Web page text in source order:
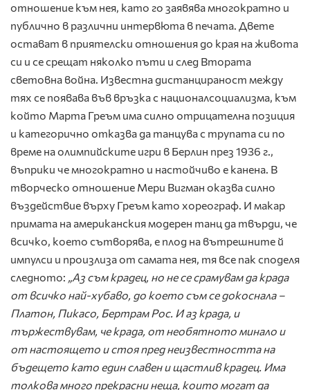
отношение към нея, като го заявява многократно и
публично в различни интервюта в печата. Двете
остават в приятелски отношения до края на живота
си и се срещат няколко пъти и след Втората
световна война. Известна дистанцираност между
тях се появава във връзка с националсоциализма, към
който Марта Греъм има силно отрицателна позиция
и категорично отказва да танцува с трупата си по
време на олимпийските игри в Берлин през 1936 г.,
въприки че многократно и настойчиво е канена. В
творческо отношение Мери Вигман оказва силно
въздействие върху Греъм като хореограф. И макар
примата на американския модерен танц да твърди, че
всичко, което сътворява, е плод на вътрешните й
импулси и произлиза от самата нея, тя все пак споделя
следното: „Аз съм крадец, но не се срамувам да крада
от всичко най-хубаво, до което съм се докоснала –
Платон, Пикасо, Бертрам Рос. И аз крада, и
тържествувам, че крада, от необятното минало и
от настоящето и стоя пред неизвестността на
бъдещето като един славен и щастлив крадец. Има
толкова много прекрасни неща, които могат да